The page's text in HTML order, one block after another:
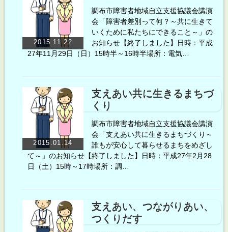
2015.11.22
調布市障害者地域自立支援協議会講演
会「障害者差別って何？～共に生きて
いくために私たちにできること～」の
お知らせ【終了しました】日時：平成
27年11月29日（日）15時半～16時半場所：電気…
2015.01.14
支えあい共に生きるまちづ
くり
調布市障害者地域自立支援協議会講演
会「支えあい共に生きるまちづくり～
誰もが安心して暮らせるまちをめざし
て～」のお知らせ【終了しました】日時：平成27年2月28
日（土）15時～17時場所：調…
支えあい、つながりあい、
つくりだす